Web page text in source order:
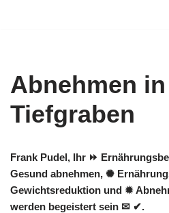
Abnehmen in
Tiefgraben
Frank Pudel, Ihr ⏩
Gesund abnehmen, ✺
Gewichtsreduktion und ✹
werden begeistert sein ✉ ✔.